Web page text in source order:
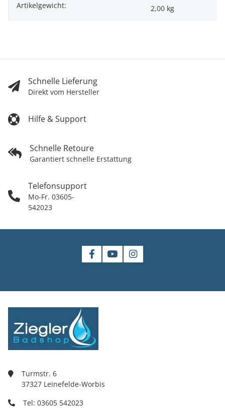
Artikelgewicht:
2,00 kg
Schnelle Lieferung
Direkt vom Hersteller
Hilfe & Support
Schnelle Retoure
Garantiert schnelle Erstattung
Telefonsupport
Mo-Fr. 03605-
542023
Turmstr. 6
37327 Leinefelde-Worbis
Tel: 03605 542023